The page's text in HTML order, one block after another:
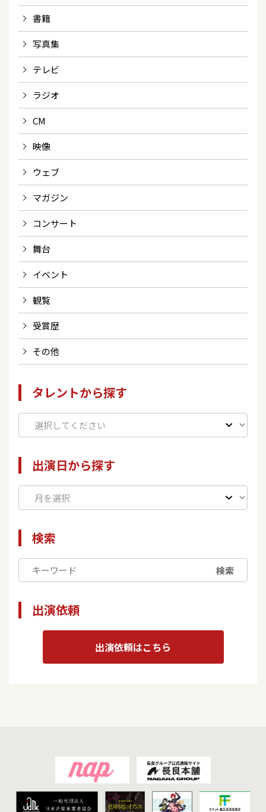
書籍
写真集
テレビ
ラジオ
CM
映像
ウェブ
マガジン
コンサート
舞台
イベント
観覧
受賞歴
その他
タレントから探す
出演日から探す
検索
検索
出演依頼
出演依頼はこちら